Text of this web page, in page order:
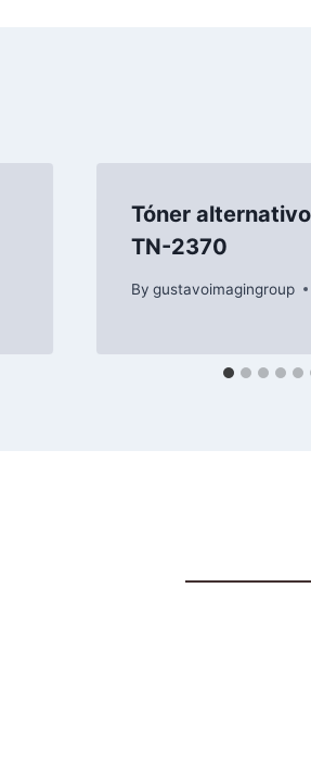
Tóner
TN-2370
By gustavoimagingroup